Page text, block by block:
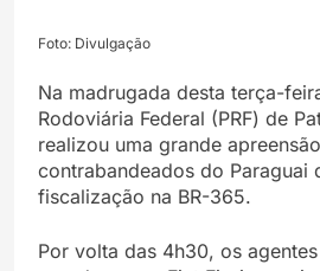
Foto: Divulgação
Na madrugada desta terça-
Rodoviária Federal (PRF) de
realizou uma grande
contrabandeados do Paraguai
fiscalização na BR-365.
Por volta das 4h30, os